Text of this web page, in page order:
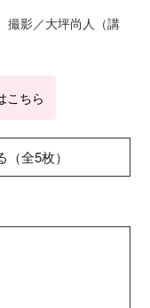
撮影／大坪尚人（講
こちら
全5枚）